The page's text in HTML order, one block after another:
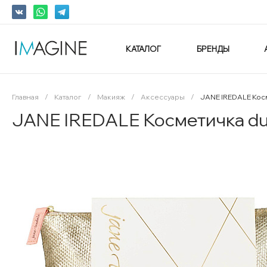
КАТАЛОГ БРЕНДЫ
Главная / Каталог / Макияж / Аксессуары / JANE IREDALE
JANE IREDALE Косметичка